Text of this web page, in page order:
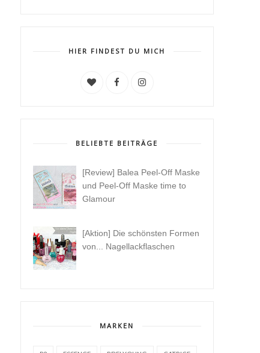
HIER FINDEST DU MICH
BELIEBTE BEITRÄGE
[Review] Balea Peel-Off Maske
und Peel-Off Maske time to
Glamour
[Aktion] Die schönsten Formen
von... Nagellackflaschen
MARKEN